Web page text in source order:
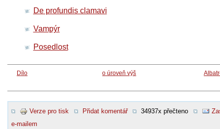
De profundis clamavi
Vampýr
Posedlost
Dílo o úroveň výš
Verze pro tisk Přidat komentář 34937x přečteno
e-mailem